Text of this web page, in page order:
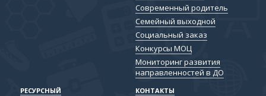
Современный родитель
Семейный выходной
Социальный заказ
Конкурсы МОЦ
Мониторинг развития
направленностей в ДО
РЕСУРСНЫЙ
КОНТАКТЫ